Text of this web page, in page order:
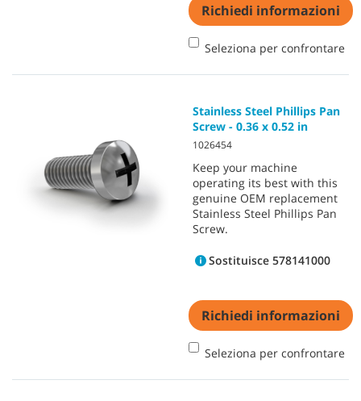
Richiedi informazioni
Seleziona per confrontare
Stainless Steel Phillips Pan
Screw - 0.36 x 0.52 in
1026454
Keep your machine
operating its best with this
genuine OEM replacement
Stainless Steel Phillips Pan
Screw.
Sostituisce 578141000
Richiedi informazioni
Seleziona per confrontare